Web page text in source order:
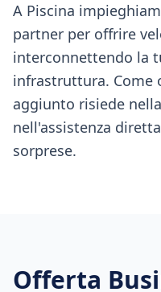
A Piscina
partner per offrire
interconnettendo la
infrastruttura. Come
aggiunto risiede
nell'assistenza
sorprese.
Offerta